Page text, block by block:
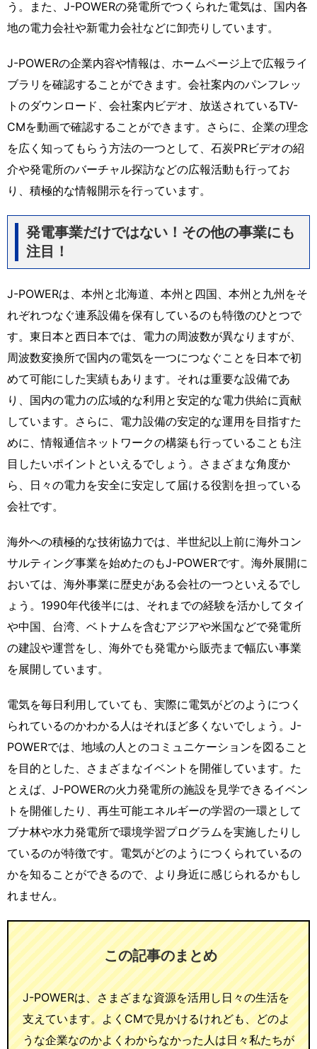
う。また、J-POWERの発電所でつくられた電気は、国内各
地の電力会社や新電力会社などに卸売りしています。
J-POWERの企業内容や情報は、ホームページ上で広報ライ
ブラリを確認することができます。会社案内のパンフレッ
トのダウンロード、会社案内ビデオ、放送されているTV-
CMを動画で確認することができます。さらに、企業の理念
を広く知ってもらう方法の一つとして、石炭PRビデオの紹
介や発電所のバーチャル探訪などの広報活動も行ってお
り、積極的な情報開示を行っています。
発電事業だけではない！その他の事業にも
注目！
J-POWERは、本州と北海道、本州と四国、本州と九州をそ
れぞれつなぐ連系設備を保有しているのも特徴のひとつで
す。東日本と西日本では、電力の周波数が異なりますが、
周波数変換所で国内の電気を一つにつなぐことを日本で初
めて可能にした実績もあります。それは重要な設備であ
り、国内の電力の広域的な利用と安定的な電力供給に貢献
しています。さらに、電力設備の安定的な運用を目指すた
めに、情報通信ネットワークの構築も行っていることも注
目したいポイントといえるでしょう。さまざまな角度か
ら、日々の電力を安全に安定して届ける役割を担っている
会社です。
海外への積極的な技術協力では、半世紀以上前に海外コン
サルティング事業を始めたのもJ-POWERです。海外展開に
おいては、海外事業に歴史がある会社の一つといえるでし
ょう。1990年代後半には、それまでの経験を活かしてタイ
や中国、台湾、ベトナムを含むアジアや米国などで発電所
の建設や運営をし、海外でも発電から販売まで幅広い事業
を展開しています。
電気を毎日利用していても、実際に電気がどのようにつく
られているのかわかる人はそれほど多くないでしょう。J-
POWERでは、地域の人とのコミュニケーションを図ること
を目的とした、さまざまなイベントを開催しています。た
とえば、J-POWERの火力発電所の施設を見学できるイベン
トを開催したり、再生可能エネルギーの学習の一環として
ブナ林や水力発電所で環境学習プログラムを実施したりし
ているのが特徴です。電気がどのようにつくられているの
かを知ることができるので、より身近に感じられるかもし
れません。
この記事のまとめ
J-POWERは、さまざまな資源を活用し日々の生活を
支えています。よくCMで見かけるけれども、どのよ
うな企業なのかよくわからなかった人は日々私たちが